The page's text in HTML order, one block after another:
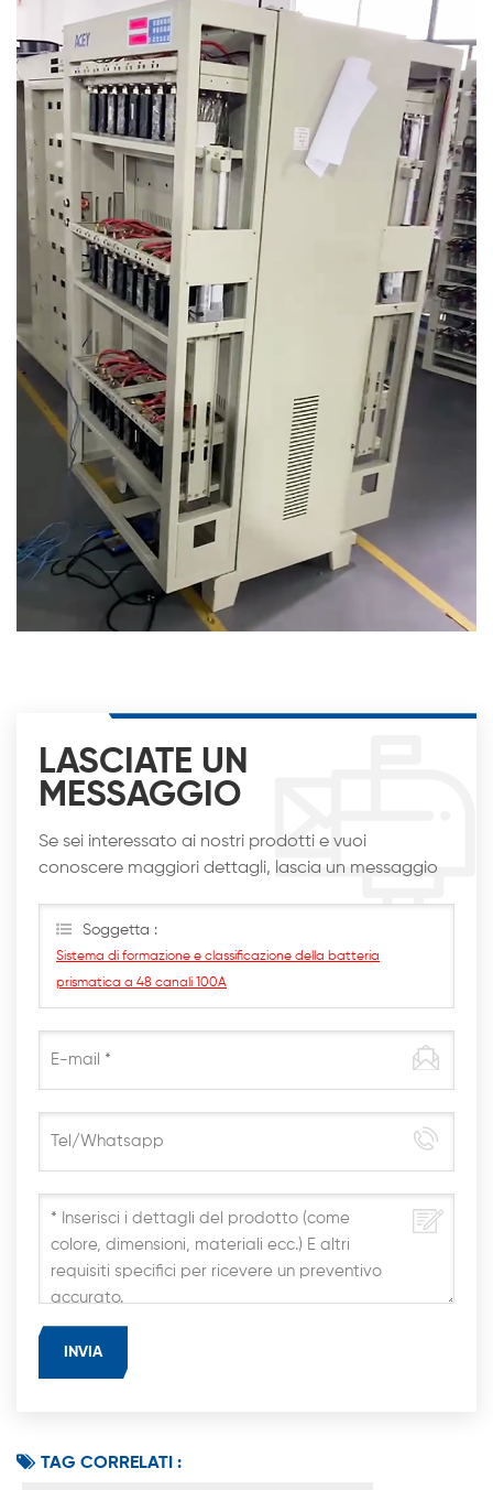
LASCIATE UN
MESSAGGIO
Se sei interessato ai nostri prodotti e vuoi
conoscere maggiori dettagli, lascia un messaggio
Soggetta :
Sistema di formazione e classificazione della batteria
prismatica a 48 canali 100A
TAG CORRELATI :